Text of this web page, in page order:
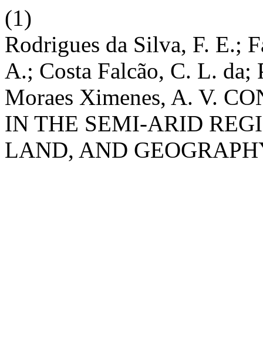
(1)
Rodrigues da Silva, F. E.;
A.; Costa Falcão, C. L. da;
Moraes Ximenes, A. V.
IN THE SEMI-ARID
LAND, AND